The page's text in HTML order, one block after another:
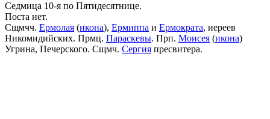
Седмица 10-я по Пятидесятнице.
Поста нет.
Сщмчч. Ермолая (икона), Ермиппа и Ермократа, иереев
Никомидийских. Прмц. Параскевы. Прп. Моисея (икона)
Угрина, Печерского. Сщмч. Сергия пресвитера.